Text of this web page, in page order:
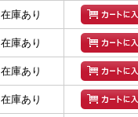
在庫あり
在庫あり
在庫あり
在庫あり